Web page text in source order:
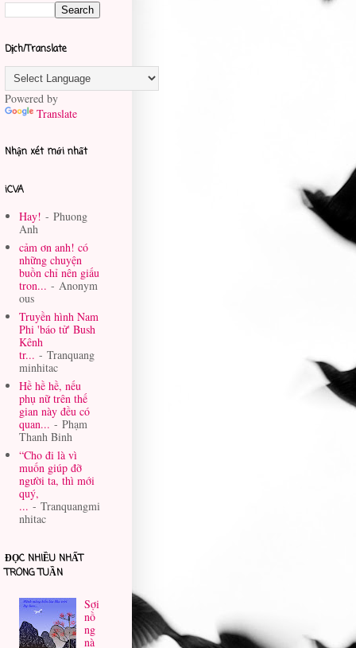
Dịch/Translate
Powered by
Translate
Nhận xét mới nhất
iCVA
Hay! - Phuong
Anh
cảm ơn anh! có
những chuyện
buồn chỉ nên giấu
tron... - Anonym
ous
Truyền hình Nam
Phi 'báo tử' Bush
Kênh
tr... - Tranquang
minhitac
Hề hề hề, nếu
phụ nữ trên thế
gian này đều có
quan... - Phạm
Thanh Binh
“Cho đi là vì
muốn giúp đỡ
người ta, thì mới
quý,
... - Tranquangmi
nhitac
ĐỌC NHIỀU NHẤT
TRONG TUẦN
Sợi
nồ
ng
nà